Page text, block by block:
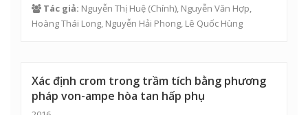
Tác giả: Nguyễn Thị Huệ (Chính), Nguyễn Văn Hợp,
Hoàng Thái Long, Nguyễn Hải Phong, Lê Quốc Hùng
Xác định crom trong trầm tích bằng phương
pháp von-ampe hòa tan hấp phụ